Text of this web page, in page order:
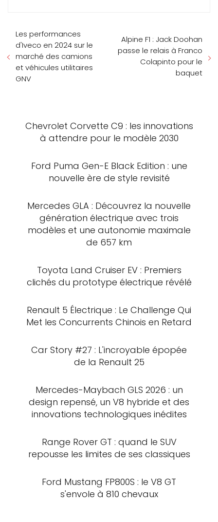
Les performances
d'Iveco en 2024 sur le
marché des camions
et véhicules utilitaires
GNV
Alpine F1 : Jack Doohan
passe le relais à Franco
Colapinto pour le
baquet
Chevrolet Corvette C9 : les innovations
à attendre pour le modèle 2030
Ford Puma Gen-E Black Edition : une
nouvelle ère de style revisité
Mercedes GLA : Découvrez la nouvelle
génération électrique avec trois
modèles et une autonomie maximale
de 657 km
Toyota Land Cruiser EV : Premiers
clichés du prototype électrique révélé
Renault 5 Électrique : Le Challenge Qui
Met les Concurrents Chinois en Retard
Car Story #27 : L'incroyable épopée
de la Renault 25
Mercedes-Maybach GLS 2026 : un
design repensé, un V8 hybride et des
innovations technologiques inédites
Range Rover GT : quand le SUV
repousse les limites de ses classiques
Ford Mustang FP800S : le V8 GT
s'envole à 810 chevaux